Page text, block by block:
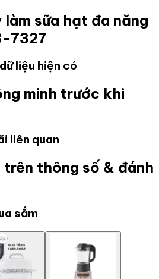
làm sữa hạt đa năng
7327
liệu hiện có
minh trước khi
liên quan
trên thông số & đánh
sắm